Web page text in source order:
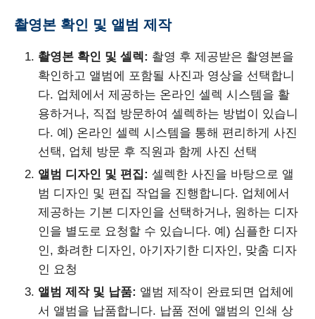
촬영본 확인 및 앨범 제작
촬영본 확인 및 셀렉: 촬영 후 제공받은 촬영본을
확인하고 앨범에 포함될 사진과 영상을 선택합니
다. 업체에서 제공하는 온라인 셀렉 시스템을 활
용하거나, 직접 방문하여 셀렉하는 방법이 있습니
다. 예) 온라인 셀렉 시스템을 통해 편리하게 사진
선택, 업체 방문 후 직원과 함께 사진 선택
앨범 디자인 및 편집: 셀렉한 사진을 바탕으로 앨
범 디자인 및 편집 작업을 진행합니다. 업체에서
제공하는 기본 디자인을 선택하거나, 원하는 디자
인을 별도로 요청할 수 있습니다. 예) 심플한 디자
인, 화려한 디자인, 아기자기한 디자인, 맞춤 디자
인 요청
앨범 제작 및 납품: 앨범 제작이 완료되면 업체에
서 앨범을 납품합니다. 납품 전에 앨범의 인쇄 상